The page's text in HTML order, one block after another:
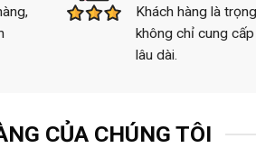
Khách hàng là
không chỉ cung
lâu dài.
CỦA CHÚNG TÔI